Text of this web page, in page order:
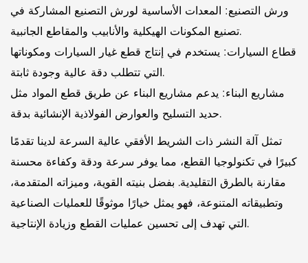
ورش التصنيع: المعدات الأساسية لورش التصنيع المشاركة في
تصنيع المكونات الهيكلية والأنابيب والمقاطع الجانبية.
قطاع السيارات: يستخدم في إنتاج قطع غيار السيارات ومكوناتها
التي تتطلب دقة عالية وجودة ثابتة.
مشاريع البناء: يدعم مشاريع البناء عن طريق قطع المواد مثل
حديد التسليح والعوارض الفولاذية الإنشائية بدقة.
تمثل آلة النشر ذات الشريط الأفقي عالية السرعة لدينا تقدمًا
كبيرًا في تكنولوجيا القطع، مما يوفر سرعة ودقة وكفاءة محسنة
مقارنة بالطرق التقليدية. بفضل بنيته القوية، وميزاته المتقدمة،
وتطبيقاته المتنوعة، فهو يمثل خيارًا موثوقًا للعمليات الصناعية
التي تهدف إلى تحسين عمليات القطع وزيادة الإنتاجية.